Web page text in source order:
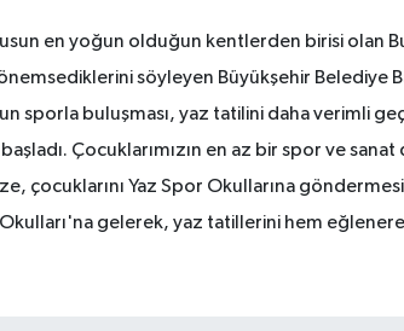
en yoğun olduğun kentlerden birisi olan
söyleyen Büyükşehir Belediye
sporla buluşması, yaz tatilini daha verimli
Çocuklarımızın en az bir spor ve sanat
çocuklarını Yaz Spor Okullarına
Okulları'na gelerek, yaz tatillerini hem